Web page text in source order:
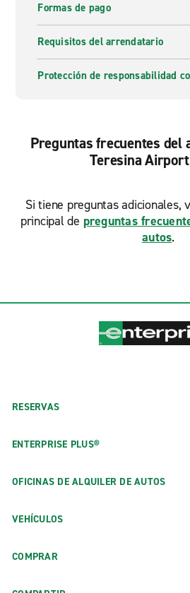
Formas de pago
Requisitos del arrendatario
Protección de responsabilidad
Preguntas frecuentes del
Teresina
Si tiene preguntas adicionales,
principal de preguntas
autos.
RESERVAS
ENTERPRISE PLUS®
OFICINAS DE ALQUILER DE AUTOS
VEHÍCULOS
COMPRAR